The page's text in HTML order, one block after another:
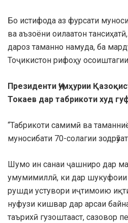
Бо истифода аз фурсати
ва аъзоёни оилаатон
дароз таманно намуда, ба
Тоҷикистон рифоҳу
Президенти Ҷумҳурии
Токаев дар табрикоти худ
“Табрикоти самимӣ ва
муносибати 70-солагии
Шумо ин санаи ҷашниро дар
умумимиллӣ, ки дар шукуфоии
рушди устувори иҷтимоию
нуфузи кишвар дар арсаи
таърихӣ гузоштааст, сазовор